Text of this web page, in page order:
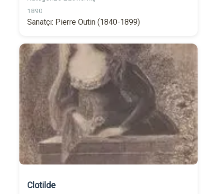
1890
Sanatçı: Pierre Outin (1840-1899)
Clotilde